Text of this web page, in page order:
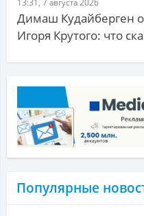
13:31, 7 августа 2026
Димаш Кудайберген
Игоря Крутого: что
Популярные